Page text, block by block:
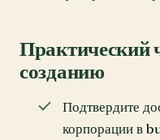
Практический
созданию
Подтвердите
корпорации в